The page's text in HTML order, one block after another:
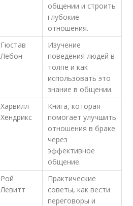
общении и строить
глубокие
отношения.
Гюстав
Лебон
Изучение
поведения людей в
толпе и как
использовать это
знание в общении.
Харвилл
Хендрикс
Книга, которая
помогает улучшить
отношения в браке
через
эффективное
общение.
Рой
Левитт
Практические
советы, как вести
переговоры и